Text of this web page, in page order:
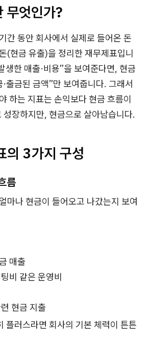
무엇인가?
간 동안 회사에서 실제로 들어온 돈
(현금 유출)을 정리한 재무제표입니
생한 매출·비용”을 보여준다면, 현금
출금된 금액”만 보여줍니다. 그래서
하는 지표는 손익보다 현금 흐름이
성장하지만, 현금으로 살아남습니다.
의 3가지 구성
름
마나 현금이 들어오고 나갔는지 보여
매출
비 같은 운영비
현금 지출
플러스라면 회사의 기본 체력이 튼튼